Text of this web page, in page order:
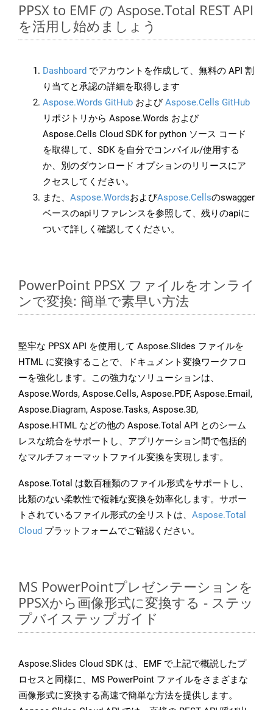
PPSX to EMF の Aspose.Total REST API
を活用し始めましょう
Dashboard でアカウントを作成して、無料の API 割
り当てと承認の詳細を取得します
Aspose.Words GitHub およびAspose.Cells GitHub
リポジトリから Aspose.Words および
Aspose.Cells Cloud SDK for python ソース コード
を取得して、SDK を自分でコンパイル/使用する
か、別のダウンロード オプションのリリースにア
クセスしてください。
また、 Aspose.WordsおよびAspose.Cellsのswagger
ベースのapiリファレンスを参照して、残りのapiに
ついて詳しく確認してください。
PowerPoint PPSX ファイルをオンライ
ンで変換: 簡単で素早い方法
堅牢な PPSX API を使用して Aspose.Slides ファイルを
HTML に変換することで、ドキュメント変換ワークフロ
ーを強化します。この強力なソリューションは、
Aspose.Words, Aspose.Cells, Aspose.PDF, Aspose.Email,
Aspose.Diagram, Aspose.Tasks, Aspose.3D,
Aspose.HTML などの他の Aspose.Total API とのシーム
レスな統合をサポートし、アプリケーション間で包括的
なマルチフォーマットファイル変換を実現します。
Aspose.Total は数百種類のファイル形式をサポートし、
比類のない柔軟性で複雑な変換を効率化します。サポー
トされているファイル形式の全リストは、 Aspose.Total
Cloud プラットフォームでご確認ください。
MS PowerPointプレゼンテーションを
PPSXから画像形式に変換する - ステッ
プバイステップガイド
Aspose.Slides Cloud SDK は、EMF で上記で概説したプ
ロセスと同様に、MS PowerPoint ファイルをさまざまな
画像形式に変換する高速で簡単な方法を提供します。